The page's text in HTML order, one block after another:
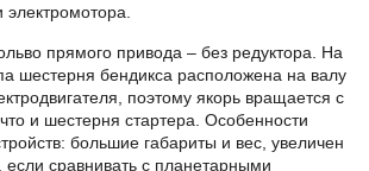
электромотора.
прямого привода – без редуктора. На
шестерня бендикса расположена на валу
поэтому якорь вращается с
и шестерня стартера. Особенности
большие габариты и вес, увеличен
если сравнивать с планетарными